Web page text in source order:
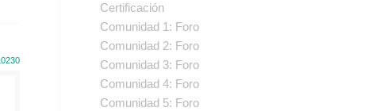
Certificación
Comunidad 1: Foro
Comunidad 2: Foro
Comunidad 3: Foro
Comunidad 4: Foro
Comunidad 5: Foro